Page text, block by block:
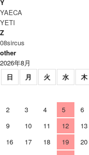
Y
YAECA
YETI
Z
08sircus
other
2026年8月
日
月 火 水 木
2
3 4 5 6
9
10 11 12 13
16
17 18 19 20